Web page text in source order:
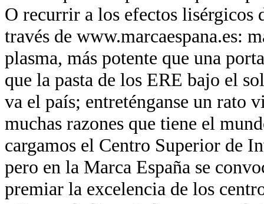
O recurrir a los efectos lisérgicos
través de www.marcaespana.es:
plasma, más potente que una
que la pasta de los ERE bajo el
va el país; entreténganse un rato
muchas razones que tiene el
cargamos el Centro Superior de
pero en la Marca España se
premiar la excelencia de los